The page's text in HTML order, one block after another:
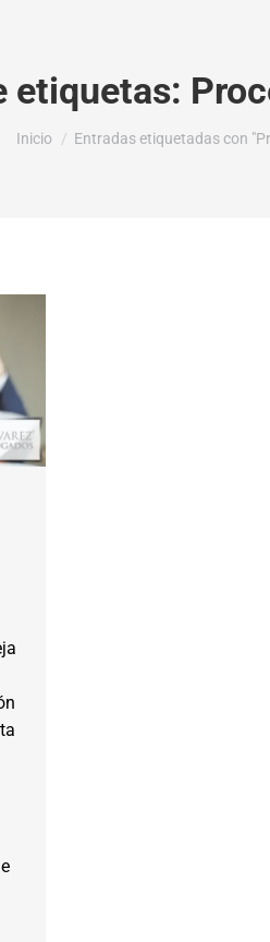
etiquetas:
Estás aquí:
Inicio Entradas etiquetadas con